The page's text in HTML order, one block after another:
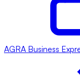
AGRA Business